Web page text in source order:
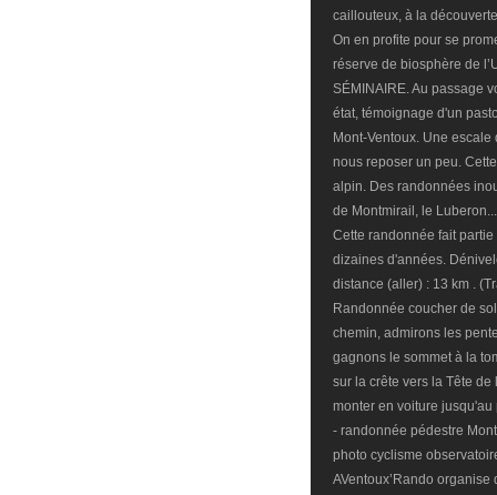
caillouteux, à la
On en profite pour se
réserve de biosphère de
SÉMINAIRE. Au passage
état, témoignage d'un
Mont-Ventoux. Une
nous reposer un peu.
alpin. Des randonnées
de Montmirail, le
Cette randonnée fait
dizaines d'années.
distance (aller) : 13 km .
Randonnée coucher de
chemin, admirons les
gagnons le sommet à la
sur la crête vers la Tête
monter en voiture
- randonnée pédestre
photo cyclisme
AVentoux’Rando